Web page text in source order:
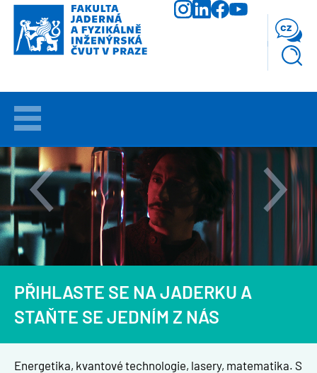
Přejít
hlavnímu
obsahu
VÍTEJTE
UCHAZEČI
STUDIUM
VĚDA
A
VÝZKUM
FAKULTA
cz
PŘIHLASTE SE NA JADERKU A
STAŇTE SE JEDNÍM Z NÁS
Energetika, kvantové technologie, lasery, matematika. S